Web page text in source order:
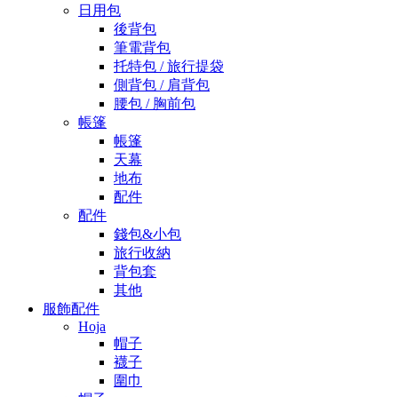
日用包
後背包
筆電背包
托特包 / 旅行提袋
側背包 / 肩背包
腰包 / 胸前包
帳篷
帳篷
天幕
地布
配件
配件
錢包&小包
旅行收納
背包套
其他
服飾配件
Hoja
帽子
襪子
圍巾